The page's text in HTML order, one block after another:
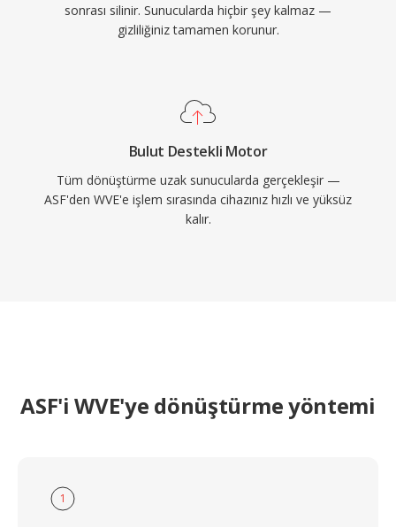
sonrası silinir. Sunucularda hiçbir şey kalmaz —
gizliliğiniz tamamen korunur.
Bulut Destekli Motor
Tüm dönüştürme uzak sunucularda gerçekleşir —
ASF'den WVE'e işlem sırasında cihazınız hızlı ve yüksüz
kalır.
ASF'i WVE'ye dönüştürme yöntemi
1